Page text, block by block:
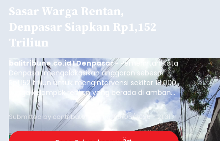
Sasar Warga Rentan,
Denpasar Siapkan Rp1,152
Triliun
balitribune.co.id I Denpasar - Pemerintah Kota
Denpasar mengalokasikan anggaran sebesar
Rp1,152 triliun untuk mengintervensi sekitar 18.000
warga kelompok rentan yang berada di ambang
garis kemiskinan. Langkah strategis ini diambil
guna menjaga masyarakat yang berada pada
kelompok desil 5 dan 6 tersebut agar tidak
merosot ke kategori miskin.
Submitted by contributor Thu, 08/06/2026 - 21:31